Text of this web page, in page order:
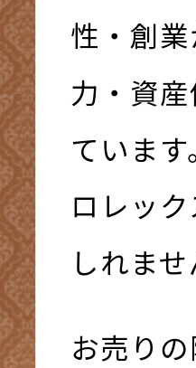
性・創
力・資
ています。
ロレッ
しれま
お売り